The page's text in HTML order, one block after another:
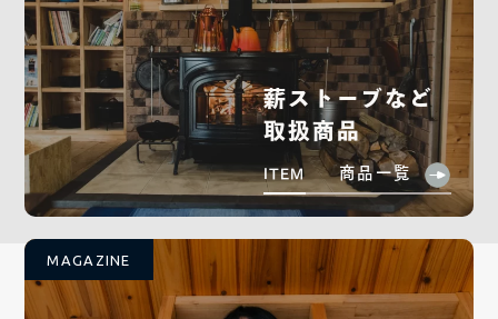
薪ストーブなど
取扱商品
ITEM 商品一覧
MAGAZINE